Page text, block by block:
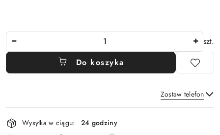
szt.
Do koszyka
Zostaw telefon
Dostępność
i
Wysyłka w ciągu:
24 godziny